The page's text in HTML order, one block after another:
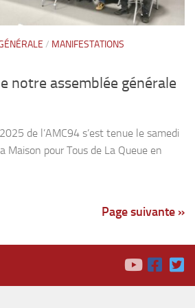
/ MANIFESTATIONS
notre assemblée générale
de l’AMC94 s’est tenue le samedi
Maison pour Tous de La Queue en
Page suivante »